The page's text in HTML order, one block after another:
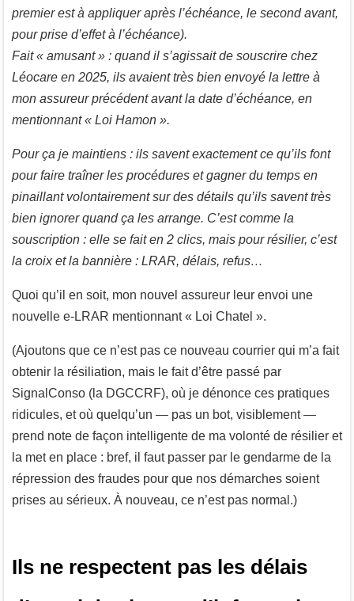
premier est à appliquer après l’échéance, le second avant,
pour prise d’effet à l’échéance).
Fait « amusant » : quand il s’agissait de souscrire chez
Léocare en 2025, ils avaient très bien envoyé la lettre à
mon assureur précédent avant la date d’échéance, en
mentionnant « Loi Hamon ».
Pour ça je maintiens : ils savent exactement ce qu’ils font
pour faire traîner les procédures et gagner du temps en
pinaillant volontairement sur des détails qu’ils savent très
bien ignorer quand ça les arrange. C’est comme la
souscription : elle se fait en 2 clics, mais pour résilier, c’est
la croix et la bannière : LRAR, délais, refus…
Quoi qu’il en soit, mon nouvel assureur leur envoi une
nouvelle e-LRAR mentionnant « Loi Chatel ».
(Ajoutons que ce n’est pas ce nouveau courrier qui m’a fait
obtenir la résiliation, mais le fait d’être passé par
SignalConso (la DGCCRF), où je dénonce ces pratiques
ridicules, et où quelqu’un — pas un bot, visiblement —
prend note de façon intelligente de ma volonté de résilier et
la met en place : bref, il faut passer par le gendarme de la
répression des fraudes pour que nos démarches soient
prises au sérieux. À nouveau, ce n’est pas normal.)
Ils ne respectent pas les délais